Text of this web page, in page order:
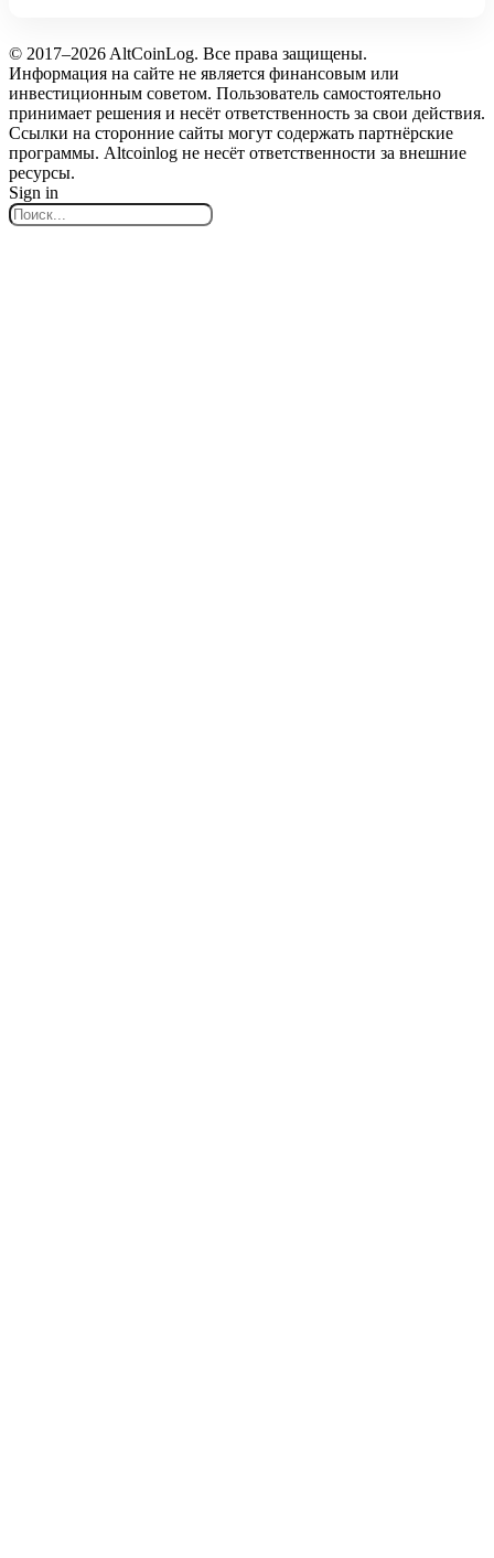
© 2017–2026 AltCoinLog. Все права защищены.
Информация на сайте не является финансовым или
инвестиционным советом. Пользователь самостоятельно
принимает решения и несёт ответственность за свои действия.
Ссылки на сторонние сайты могут содержать партнёрские
программы. Altcoinlog не несёт ответственности за внешние
ресурсы.
Sign in